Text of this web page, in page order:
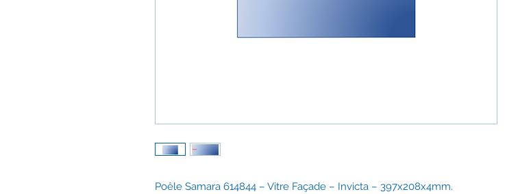
Poêle Samara 614844 – Vitre Façade – Invicta – 397x208x4mm.